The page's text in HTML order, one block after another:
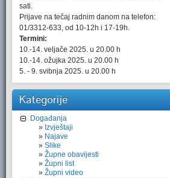
sati.
Prijave na tečaj radnim danom na telefon:
01/3312-633, od 10-12h i 17-19h.
Termini:
10.-14. veljače 2025. u 20.00 h
10.-14. ožujka 2025. u 20.00 h
5. - 9. svibnja 2025. u 20.00 h
Kategorije
Događanja
Izvještaji
Najave
Slike
Župne obavijesti
Župni list
Župni video